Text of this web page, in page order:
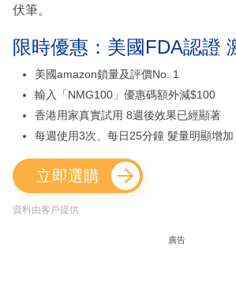
伏筆。
限時優惠：美國FDA認證
美國amazon鎖量及評價No. 1
輸入「NMG100」優惠碼額外減$100
香港用家真實試用 8週後效果已經顯著
每週使用3次、每日25分鐘 髮量明顯增加
立即選購
資料由客戶提供
廣告